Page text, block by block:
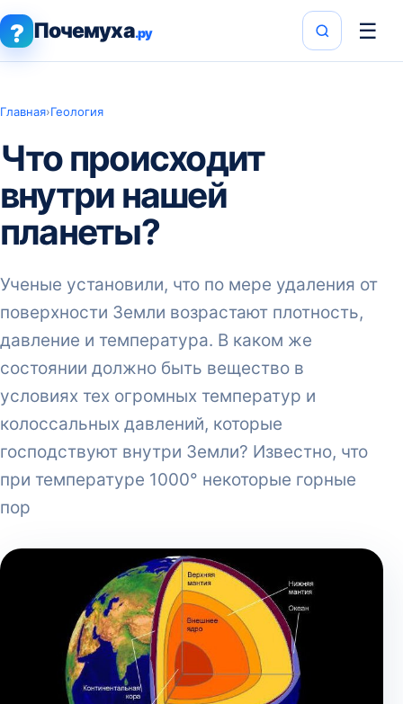
? Почемуха.ру ☰
Главная›Геология
Что происходит
внутри нашей
планеты?
Ученые установили, что по мере удаления от
поверхности Земли возрастают плотность,
давление и температура. В каком же
состоянии должно быть вещество в
условиях тех огромных температур и
колоссальных давлений, которые
господствуют внутри Земли? Известно, что
при температуре 1000° некоторые горные
пор